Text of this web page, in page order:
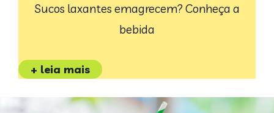
Sucos laxantes emagrecem? Conheça a
bebida
+ leia mais